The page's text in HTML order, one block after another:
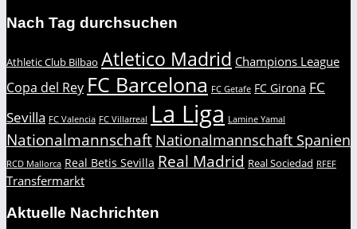
Nach Tag durchsuchen
Athletic Club Bilbao Atletico Madrid Champions League
Copa del Rey FC Barcelona FC Getafe FC Girona FC
Sevilla FC Valencia FC Villarreal La Liga Lamine Yamal
Nationalmannschaft Nationalmannschaft Spanien
RCD Mallorca Real Betis Sevilla Real Madrid Real Sociedad RFEF
Transfermarkt
Aktuelle Nachrichten